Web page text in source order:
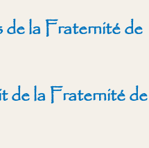
la Fraternité de
de la Fraternité de